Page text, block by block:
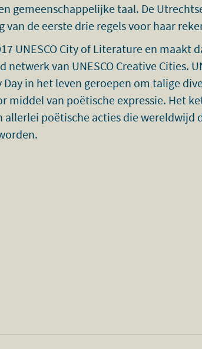
gemeenschappelijke taal. De
van de eerste drie regels voor haar
UNESCO City of Literature en maakt
netwerk van UNESCO Creative Cities.
Day in het leven geroepen om talige
middel van poëtische expressie. Het
poëtische acties die wereldwijd